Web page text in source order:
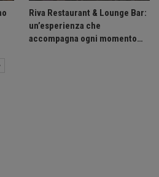
Riva Restaurant & Lounge Bar:
un’esperienza che
accompagna ogni momento…